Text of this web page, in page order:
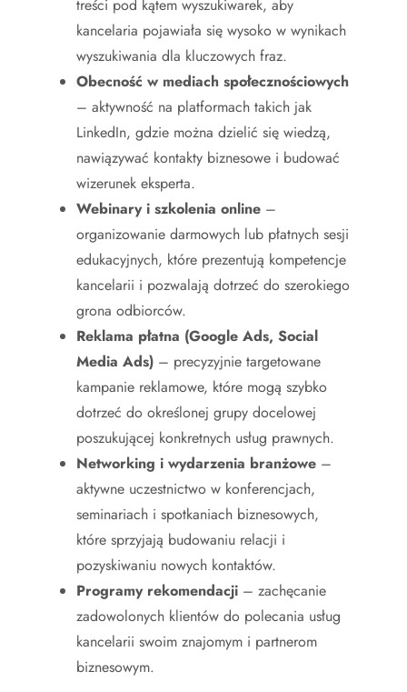
treści pod kątem wyszukiwarek, aby
kancelaria pojawiała się wysoko w wynikach
wyszukiwania dla kluczowych fraz.
Obecność w mediach społecznościowych
– aktywność na platformach takich jak
LinkedIn, gdzie można dzielić się wiedzą,
nawiązywać kontakty biznesowe i budować
wizerunek eksperta.
Webinary i szkolenia online –
organizowanie darmowych lub płatnych sesji
edukacyjnych, które prezentują kompetencje
kancelarii i pozwalają dotrzeć do szerokiego
grona odbiorców.
Reklama płatna (Google Ads, Social
Media Ads) – precyzyjnie targetowane
kampanie reklamowe, które mogą szybko
dotrzeć do określonej grupy docelowej
poszukującej konkretnych usług prawnych.
Networking i wydarzenia branżowe –
aktywne uczestnictwo w konferencjach,
seminariach i spotkaniach biznesowych,
które sprzyjają budowaniu relacji i
pozyskiwaniu nowych kontaktów.
Programy rekomendacji – zachęcanie
zadowolonych klientów do polecania usług
kancelarii swoim znajomym i partnerom
biznesowym.